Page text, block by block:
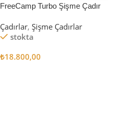
FreeCamp Turbo Şişme Çadır
Çadırlar, Şişme Çadırlar
stokta
₺18.800,00